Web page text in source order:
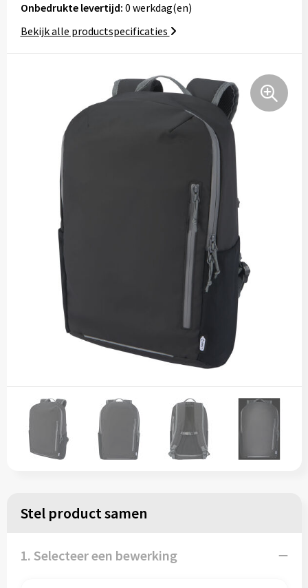
Onbedrukte levertijd: 0 werkdag(en)
Bekijk alle productspecificaties
Stel product samen
1. Selecteer een bewerking